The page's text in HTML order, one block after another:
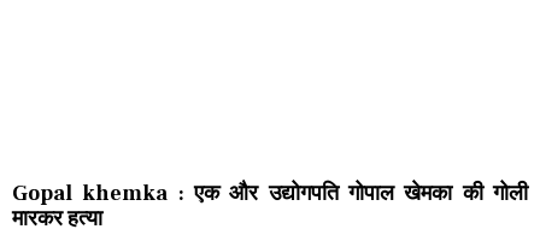
Gopal khemka : एक और उद्योगपति गोपाल खेमका की गोली
मारकर हत्या